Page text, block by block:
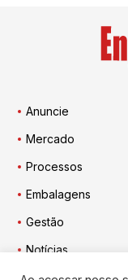
Anuncie
Mercado
Processos
Embalagens
Gestão
Notícias